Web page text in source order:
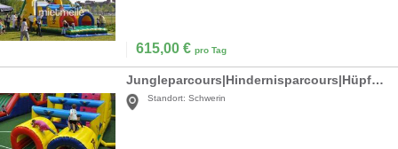
615,00 € pro Tag
Jungleparcours|Hindernisparcours|Hüpfburg mieten
Standort: Schwerin